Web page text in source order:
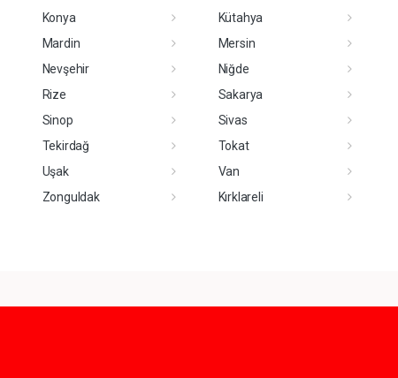
Konya
Kütahya
Mardin
Mersin
Nevşehir
Niğde
Rize
Sakarya
Sinop
Sivas
Tekirdağ
Tokat
Uşak
Van
Zonguldak
Kırklareli